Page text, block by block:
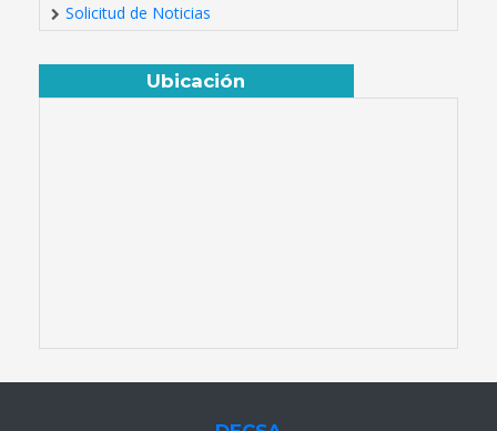
Solicitud de Noticias
Ubicación